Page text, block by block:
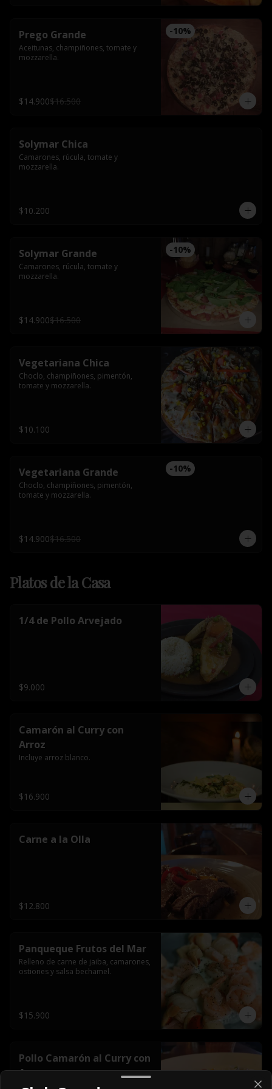
-10%
Prego Grande
Aceitunas, champiñones, tomate y
mozzarella.
$14.900$16.500
Solymar Chica
Camarones, rúcula, tomate y
mozzarella.
$10.200
-10%
Solymar Grande
Camarones, rúcula, tomate y
mozzarella.
$14.900$16.500
Vegetariana Chica
Choclo, champiñones, pimentón,
tomate y mozzarella.
$10.100
-10%
Vegetariana Grande
Choclo, champiñones, pimentón,
tomate y mozzarella.
$14.900$16.500
Platos de la Casa
1/4 de Pollo Arvejado
$9.000
Camarón al Curry con
Arroz
Incluye arroz blanco.
$16.900
Carne a la Olla
$12.800
Panqueque Frutos del Mar
Relleno de carne de jaiba, camarones,
ostiones y salsa bechamel.
$15.900
Pollo Camarón al Curry con
Arroz
Incluye arroz blanco.